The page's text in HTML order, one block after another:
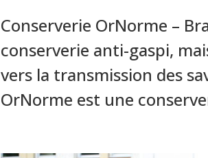
Conserverie OrNorme –
conserverie anti-gaspi,
vers la transmission des
OrNorme est une